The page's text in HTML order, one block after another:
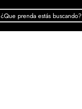
¿Que prenda estás buscando?